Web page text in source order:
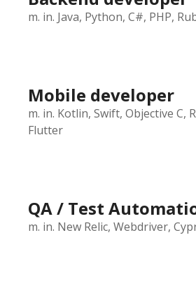
m. in. Java, Python, C#, PHP,
Mobile developer
m. in. Kotlin, Swift, Objective C,
Flutter
QA / Test
m. in. New Relic, Webdriver,